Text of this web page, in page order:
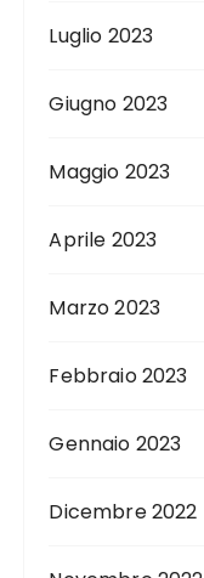
Luglio 2023
Giugno 2023
Maggio 2023
Aprile 2023
Marzo 2023
Febbraio 2023
Gennaio 2023
Dicembre 2022